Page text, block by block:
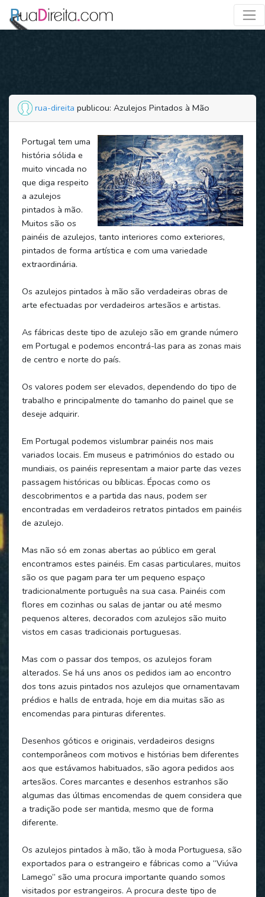
rua-direita publicou: Azulejos Pintados à Mão
Portugal tem uma
história sólida e
muito vincada no
que diga respeito
a azulejos
pintados à mão.
Muitos são os
painéis de azulejos, tanto interiores como exteriores,
pintados de forma artística e com uma variedade
extraordinária.
Os azulejos pintados à mão são verdadeiras obras de
arte efectuadas por verdadeiros artesãos e artistas.
As fábricas deste tipo de azulejo são em grande número
em Portugal e podemos encontrá-las para as zonas mais
de centro e norte do país.
Os valores podem ser elevados, dependendo do tipo de
trabalho e principalmente do tamanho do painel que se
deseje adquirir.
Em Portugal podemos vislumbrar painéis nos mais
variados locais. Em museus e patrimónios do estado ou
mundiais, os painéis representam a maior parte das vezes
passagem históricas ou bíblicas. Épocas como os
descobrimentos e a partida das naus, podem ser
encontradas em verdadeiros retratos pintados em painéis
de azulejo.
Mas não só em zonas abertas ao público em geral
encontramos estes painéis. Em casas particulares, muitos
são os que pagam para ter um pequeno espaço
tradicionalmente português na sua casa. Painéis com
flores em cozinhas ou salas de jantar ou até mesmo
pequenos alteres, decorados com azulejos são muito
vistos em casas tradicionais portuguesas.
Mas com o passar dos tempos, os azulejos foram
alterados. Se há uns anos os pedidos iam ao encontro
dos tons azuis pintados nos azulejos que ornamentavam
prédios e halls de entrada, hoje em dia muitas são as
encomendas para pinturas diferentes.
Desenhos góticos e originais, verdadeiros designs
contemporâneos com motivos e histórias bem diferentes
aos que estávamos habituados, são agora pedidos aos
artesãos. Cores marcantes e desenhos estranhos são
algumas das últimas encomendas de quem considera que
a tradição pode ser mantida, mesmo que de forma
diferente.
Os azulejos pintados à mão, tão à moda Portuguesa, são
exportados para o estrangeiro e fábricas como a “Viúva
Lamego” são uma procura importante quando somos
visitados por estrangeiros. A procura deste tipo de